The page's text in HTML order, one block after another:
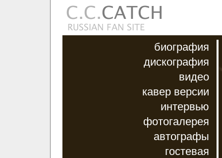
биография
дискография
видео
кавер версии
интервью
фотогалерея
автографы
гостевая